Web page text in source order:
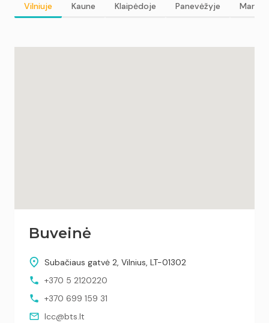
Vilniuje Kaune Klaipėdoje Panevėžyje
Buveinė
Subačiaus gatvė 2, Vilnius, LT-01302
+370 5 2120220
+370 699 159 31
lcc@bts.lt